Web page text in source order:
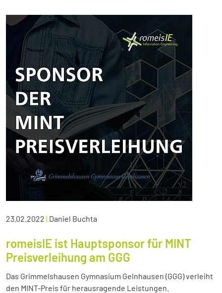
23.02.2022 | Daniel Buchta
romeisIE ist Hauptsponsor für MINT
Preisverleihung am GGG
Das Grimmelshausen Gymnasium Gelnhausen (GGG) verleiht
den MINT-Preis für herausragende Leistungen.